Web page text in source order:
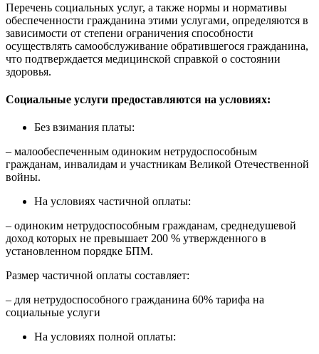
Перечень социальных услуг, а также нормы и нормативы
обеспеченности гражданина этими услугами, определяются в
зависимости от степени ограничения способности
осуществлять самообслуживание обратившегося гражданина,
что подтверждается медицинской справкой о состоянии
здоровья.
Социальные услуги предоставляются на условиях:
Без взимания платы:
– малообеспеченным одиноким нетрудоспособным
гражданам, инвалидам и участникам Великой Отечественной
войны.
На условиях частичной оплаты:
– одиноким нетрудоспособным гражданам, среднедушевой
доход которых не превышает 200 % утвержденного в
установленном порядке БПМ.
Размер частичной оплаты составляет:
– для нетрудоспособного гражданина 60% тарифа на
социальные услуги
На условиях полной оплаты: